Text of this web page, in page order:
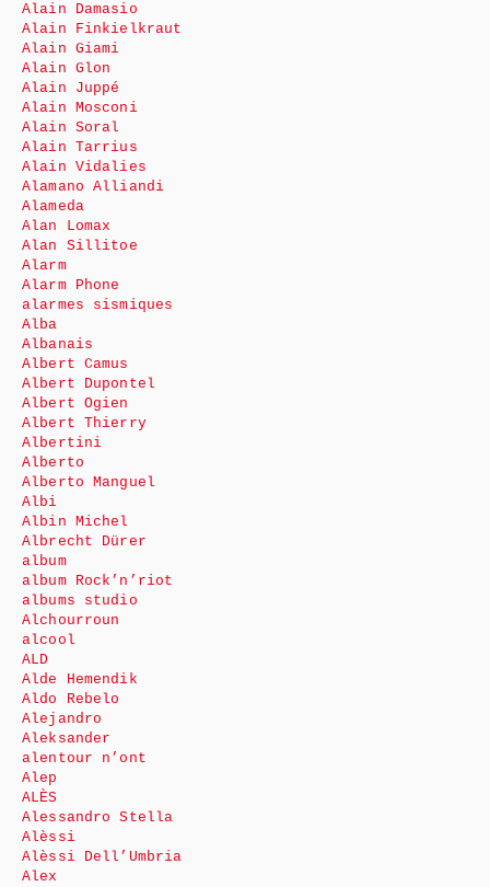
Alain Damasio
Alain Finkielkraut
Alain Giami
Alain Glon
Alain Juppé
Alain Mosconi
Alain Soral
Alain Tarrius
Alain Vidalies
Alamano Alliandi
Alameda
Alan Lomax
Alan Sillitoe
Alarm
Alarm Phone
alarmes sismiques
Alba
Albanais
Albert Camus
Albert Dupontel
Albert Ogien
Albert Thierry
Albertini
Alberto
Alberto Manguel
Albi
Albin Michel
Albrecht Dürer
album
album Rock’n’riot
albums studio
Alchourroun
alcool
ALD
Alde Hemendik
Aldo Rebelo
Alejandro
Aleksander
alentour n’ont
Alep
ALÈS
Alessandro Stella
Alèssi
Alèssi Dell’Umbria
Alex